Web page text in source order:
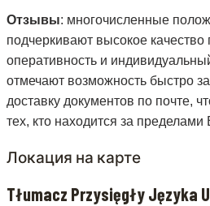
Отзывы: многочисленные
подчеркивают высокое качество
оперативность и
отмечают возможность быстро
доставку документов по почте,
тех, кто находится за
Локация на карте
Tłumacz Przysięgły Języka